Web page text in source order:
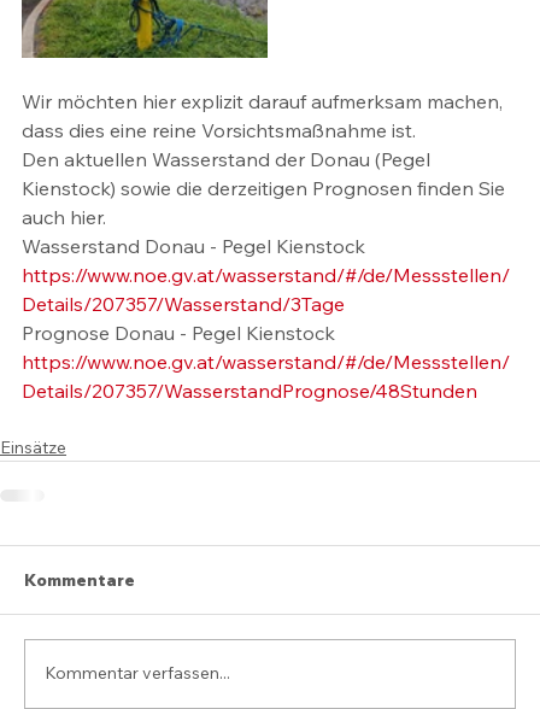
Wir möchten hier explizit darauf aufmerksam machen,
dass dies eine reine Vorsichtsmaßnahme ist.
Den aktuellen Wasserstand der Donau (Pegel
Kienstock) sowie die derzeitigen Prognosen finden Sie
auch hier.
Wasserstand Donau - Pegel Kienstock
https://www.noe.gv.at/wasserstand/#/de/Messstellen/
Details/207357/Wasserstand/3Tage
Prognose Donau - Pegel Kienstock
https://www.noe.gv.at/wasserstand/#/de/Messstellen/
Details/207357/WasserstandPrognose/48Stunden
Einsätze
Kommentare
Kommentar verfassen...